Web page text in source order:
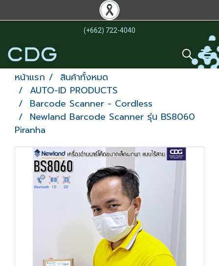
(+662) 722-4040
หน้าแรก
สินค้าทั้งหมด
AUTO-ID PRODUCTS
Barcode Scanner - Cordless
Newland Barcode Scanner รุ่น BS8060
Piranha